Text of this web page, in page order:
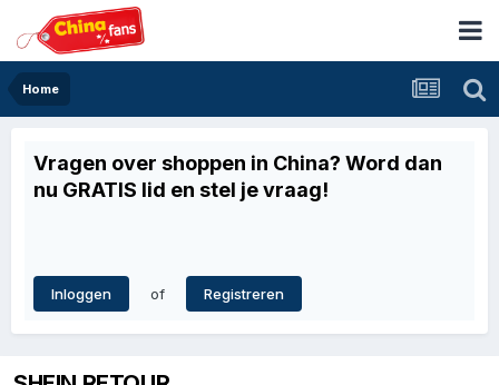
Home
Vragen over shoppen in China? Word dan
nu GRATIS lid en stel je vraag!
Inloggen of Registreren